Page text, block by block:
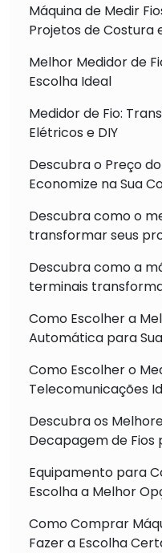
Máquina de Medir
Projetos de Costura
Melhor Medidor de
Escolha Ideal
Medidor de Fio:
Elétricos e DIY
Descubra o Preço
Economize na Sua
Descubra como o
transformar seus
Descubra como a
terminais
Como Escolher a
Automática para
Como Escolher o
Telecomunicações
Descubra os
Decapagem de Fios
Equipamento para
Escolha a Melhor
Como Comprar
Fazer a Escolha